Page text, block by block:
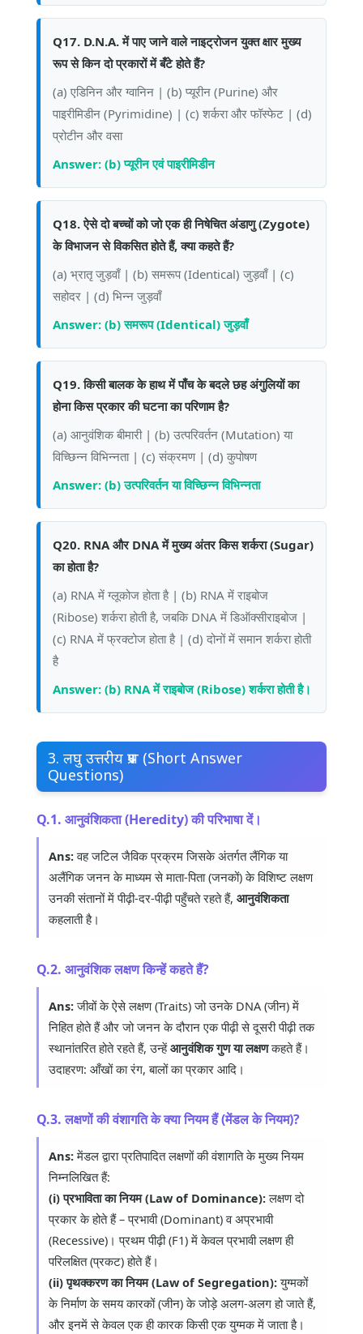
Q17. D.N.A. में पाए जाने वाले नाइट्रोजन युक्त क्षार मुख्य
रूप से किन दो प्रकारों में बँटे होते हैं?
(a) एडिनिन और ग्वानिन | (b) प्यूरीन (Purine) और
पाइरीमिडीन (Pyrimidine) | (c) शर्करा और फॉस्फेट | (d)
प्रोटीन और वसा
Answer: (b) प्यूरीन एवं पाइरीमिडीन
Q18. ऐसे दो बच्चों को जो एक ही निषेचित अंडाणु (Zygote)
के विभाजन से विकसित होते हैं, क्या कहते हैं?
(a) भ्रातृ जुड़वाँ | (b) समरूप (Identical) जुड़वाँ | (c)
सहोदर | (d) भिन्न जुड़वाँ
Answer: (b) समरूप (Identical) जुड़वाँ
Q19. किसी बालक के हाथ में पाँच के बदले छह अंगुलियों का
होना किस प्रकार की घटना का परिणाम है?
(a) आनुवंशिक बीमारी | (b) उत्परिवर्तन (Mutation) या
विच्छिन्न विभिन्नता | (c) संक्रमण | (d) कुपोषण
Answer: (b) उत्परिवर्तन या विच्छिन्न विभिन्नता
Q20. RNA और DNA में मुख्य अंतर किस शर्करा (Sugar)
का होता है?
(a) RNA में ग्लूकोज होता है | (b) RNA में राइबोज
(Ribose) शर्करा होती है, जबकि DNA में डिऑक्सीराइबोज |
(c) RNA में फ्रक्टोज होता है | (d) दोनों में समान शर्करा होती
है
Answer: (b) RNA में राइबोज (Ribose) शर्करा होती है।
3. लघु उत्तरीय प्रश्न (Short Answer
Questions)
Q.1. आनुवंशिकता (Heredity) की परिभाषा दें।
Ans:वह जटिल जैविक प्रक्रम जिसके अंतर्गत लैंगिक या
अलैंगिक जनन के माध्यम से माता-पिता (जनकों) के विशिष्ट लक्षण
उनकी संतानों में पीढ़ी-दर-पीढ़ी पहुँचते रहते हैं, आनुवंशिकता
कहलाती है।
Q.2. आनुवंशिक लक्षण किन्हें कहते हैं?
Ans:जीवों के ऐसे लक्षण (Traits) जो उनके DNA (जीन) में
निहित होते हैं और जो जनन के दौरान एक पीढ़ी से दूसरी पीढ़ी तक
स्थानांतरित होते रहते हैं, उन्हेंआनुवंशिक गुण या लक्षणकहते हैं।
उदाहरण: आँखों का रंग, बालों का प्रकार आदि।
Q.3. लक्षणों की वंशागति के क्या नियम हैं (मेंडल के नियम)?
Ans:मेंडल द्वारा प्रतिपादित लक्षणों की वंशागति के मुख्य नियम
निम्नलिखित हैं:
(i) प्रभाविता का नियम (Law of Dominance):लक्षण दो
प्रकार के होते हैं – प्रभावी (Dominant) व अप्रभावी
(Recessive)। प्रथम पीढ़ी (F1) में केवल प्रभावी लक्षण ही
परिलक्षित (प्रकट) होते हैं।
(ii) पृथक्करण का नियम (Law of Segregation):युग्मकों
के निर्माण के समय कारकों (जीन) के जोड़े अलग-अलग हो जाते हैं,
और इनमें से केवल एक ही कारक किसी एक युग्मक में जाता है।